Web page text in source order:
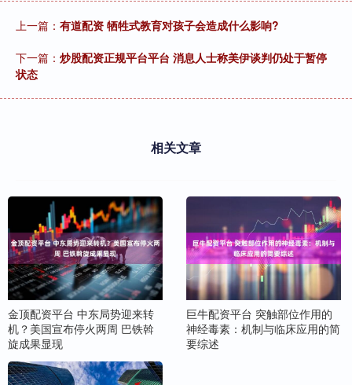
上一篇： 有道配资 牺牲式教育对孩子会造成什么影响?
下一篇： 炒股配资正规平台平台 消息人士称美伊谈判仍处于暂停
状态
相关文章
金顶配资平台 中东局势迎来转
机？美国宣布停火两周 巴铁斡
旋成果显现
巨牛配资平台 突触部位作用的
神经毒素：机制与临床应用的简
要综述